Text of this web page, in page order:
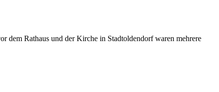
dem Rathaus und der Kirche in Stadtoldendorf waren mehrere